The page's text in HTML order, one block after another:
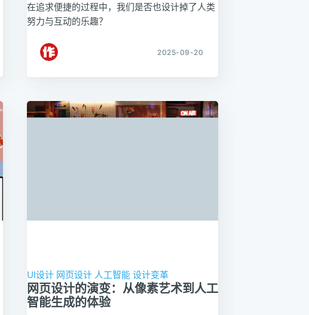
在追求便捷的过程中，我们是否也设计掉了人类
努力与互动的乐趣？
2025-09-20
UI设计 网页设计 人工智能 设计变革
网页设计的演变：从像素艺术到人工
智能生成的体验